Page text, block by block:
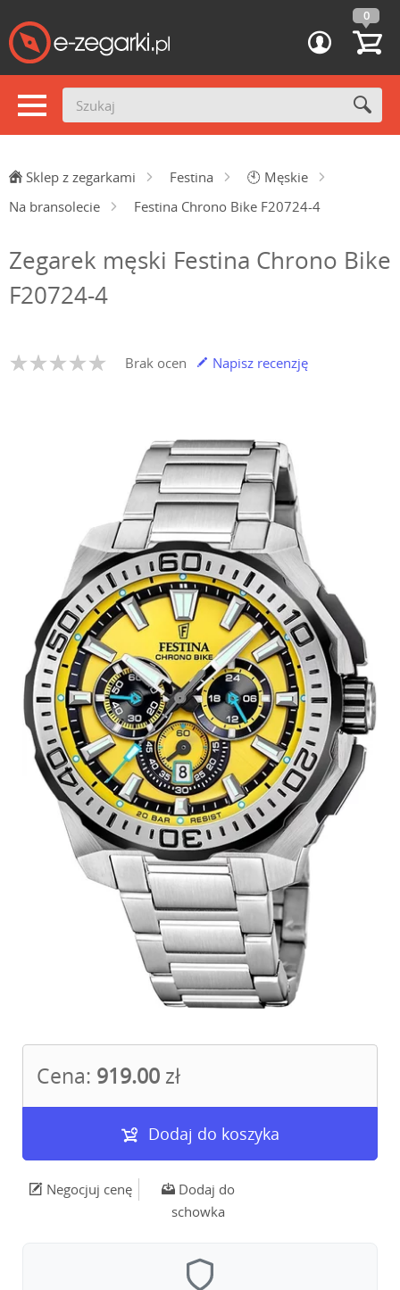
0
Sklep z zegarkami Festina 🕙 Męskie
Na bransolecie
Festina Chrono Bike F20724-4
Zegarek męski Festina Chrono Bike
F20724-4
Brak ocen Napisz recenzję
Cena: 919.00 zł
Dodaj do koszyka
Negocjuj cenę
Dodaj do
schowka